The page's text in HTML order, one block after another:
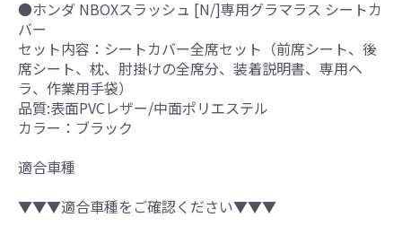
●ホンダ NBOXスラッシュ [N/]専用グラマラス シートカ
バー
セット内容：シートカバー全席セット（前席シート、後
席シート、枕、肘掛けの全席分、装着説明書、専用ヘ
ラ、作業用手袋）
品質:表面PVCレザー/中面ポリエステル
カラー：ブラック
適合車種
▼▼▼適合車種をご確認ください▼▼▼